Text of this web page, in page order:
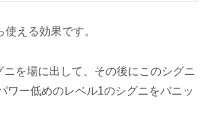
える効果です。
ニを場に出して、その後にこのシグニ
ワー低めのレベル1のシグニをバニッ